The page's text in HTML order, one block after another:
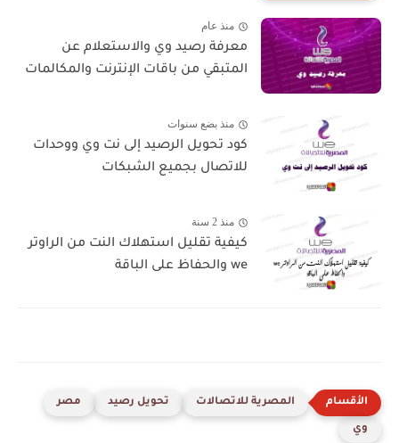
منذ عام
معرفة رصيد وي والاستعلام عن
المتبقي من باقات الإنترنت والمكالمات
منذ بضع سنوات
كود تحويل الرصيد إلى نت وي ووحدات
للاتصال بجميع الشبكات
منذ 2 سنة
كيفية تقليل استهلاك النت من الراوتر
we والحفاظ على الباقة
المصرية للاتصالات تحويل رصيد مصر
وي